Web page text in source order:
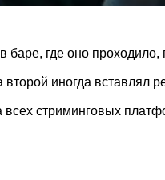
где оно проходило,
иногда вставлял
стриминговых